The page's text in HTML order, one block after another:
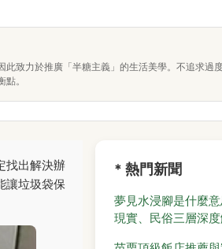
致力於推廣「半糖主義」的生活美學。不追求過
。
找出解決辦
讓垃圾袋保
* 熱門新聞
夢見水浸腳是什麼意
現實、民俗三層深